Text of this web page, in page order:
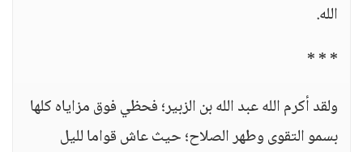
الله.
* * *
ولقد أكرم الله عبد الله بن الزبير؛ فحظي فوق مزاياه كلها
بسمو التقوى وطهر الصلاح؛ حيث عاش قواما لليل